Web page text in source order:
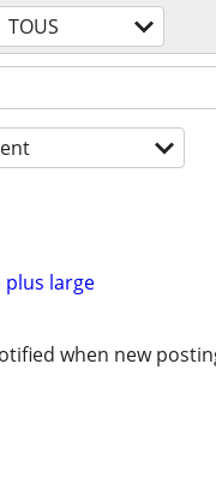
TOUS
plus large
when new